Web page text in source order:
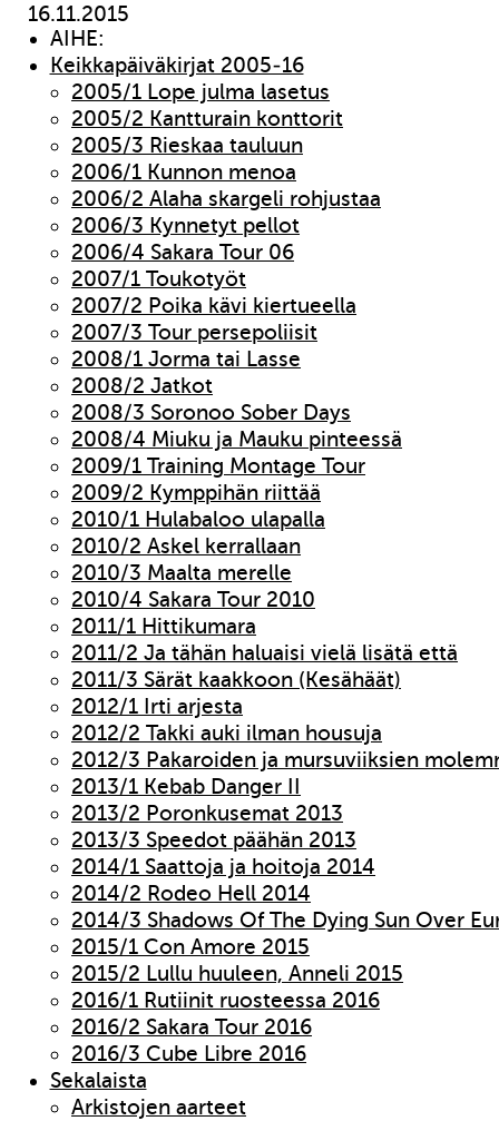
16.11.2015
AIHE:
Keikkapäiväkirjat 2005-16
2005/1 Lope julma lasetus
2005/2 Kantturain konttorit
2005/3 Rieskaa tauluun
2006/1 Kunnon menoa
2006/2 Alaha skargeli rohjustaa
2006/3 Kynnetyt pellot
2006/4 Sakara Tour 06
2007/1 Toukotyöt
2007/2 Poika kävi kiertueella
2007/3 Tour persepoliisit
2008/1 Jorma tai Lasse
2008/2 Jatkot
2008/3 Soronoo Sober Days
2008/4 Miuku ja Mauku pinteessä
2009/1 Training Montage Tour
2009/2 Kymppihän riittää
2010/1 Hulabaloo ulapalla
2010/2 Askel kerrallaan
2010/3 Maalta merelle
2010/4 Sakara Tour 2010
2011/1 Hittikumara
2011/2 Ja tähän haluaisi vielä lisätä että
2011/3 Särät kaakkoon (Kesähäät)
2012/1 Irti arjesta
2012/2 Takki auki ilman housuja
2012/3 Pakaroiden ja mursuviiksien
2013/1 Kebab Danger II
2013/2 Poronkusemat 2013
2013/3 Speedot päähän 2013
2014/1 Saattoja ja hoitoja 2014
2014/2 Rodeo Hell 2014
2014/3 Shadows Of The Dying Sun Over
2015/1 Con Amore 2015
2015/2 Lullu huuleen, Anneli 2015
2016/1 Rutiinit ruosteessa 2016
2016/2 Sakara Tour 2016
2016/3 Cube Libre 2016
Sekalaista
Arkistojen aarteet